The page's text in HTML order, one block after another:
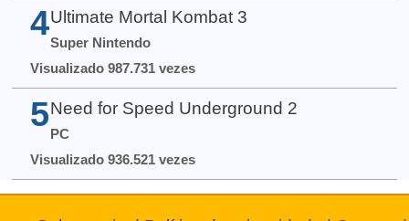
4 Ultimate Mortal Kombat 3
Super Nintendo
Visualizado 987.731 vezes
5 Need for Speed Underground 2
PC
Visualizado 936.521 vezes